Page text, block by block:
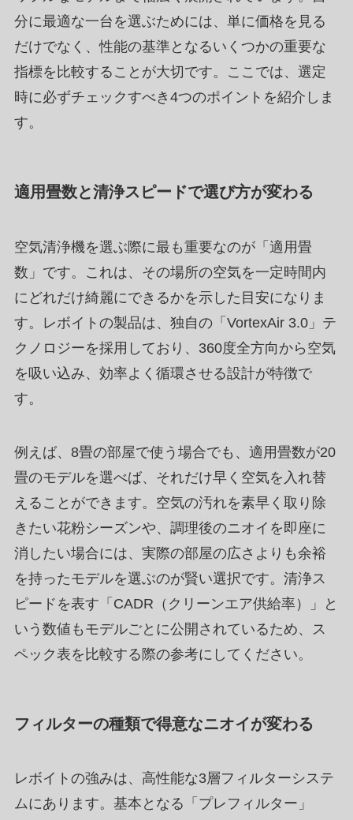
分に最適な一台を選ぶためには、単に価格を見る
だけでなく、性能の基準となるいくつかの重要な
指標を比較することが大切です。ここでは、選定
時に必ずチェックすべき4つのポイントを紹介しま
す。
適用畳数と清浄スピードで選び方が変わる
空気清浄機を選ぶ際に最も重要なのが「適用畳
数」です。これは、その場所の空気を一定時間内
にどれだけ綺麗にできるかを示した目安になりま
す。レボイトの製品は、独自の「VortexAir 3.0」テ
クノロジーを採用しており、360度全方向から空気
を吸い込み、効率よく循環させる設計が特徴で
す。
例えば、8畳の部屋で使う場合でも、適用畳数が20
畳のモデルを選べば、それだけ早く空気を入れ替
えることができます。空気の汚れを素早く取り除
きたい花粉シーズンや、調理後のニオイを即座に
消したい場合には、実際の部屋の広さよりも余裕
を持ったモデルを選ぶのが賢い選択です。清浄ス
ピードを表す「CADR（クリーンエア供給率）」と
いう数値もモデルごとに公開されているため、ス
ペック表を比較する際の参考にしてください。
フィルターの種類で得意なニオイが変わる
レボイトの強みは、高性能な3層フィルターシステ
ムにあります。基本となる「プレフィルター」